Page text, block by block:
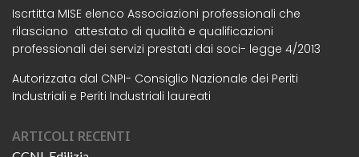
Iscrtitta MISE elenco Associazioni professionali che
rilasciano attestato di qualità e qualificazioni
professionali dei servizi prestati dai soci- legge 4/2013
Autorizzata dal CNPI- Consiglio Nazionale dei Periti
Industriali e Periti Industriali laureati
ARTICOLI RECENTI